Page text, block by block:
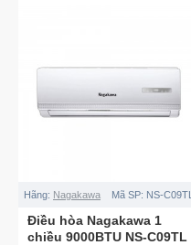
Hãng: Nagakawa Mã SP: NS-C09TL
Điều hòa Nagakawa 1
chiều 9000BTU NS-C09TL